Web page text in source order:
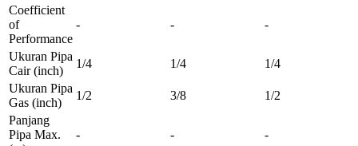
Coefficient
of
Performance
- - -
Ukuran Pipa
Cair(inch)
1/4 1/4
1/4
Ukuran Pipa
Gas (inch)
1/2 3/8
1/2
Panjang
Pipa Max.
- - -